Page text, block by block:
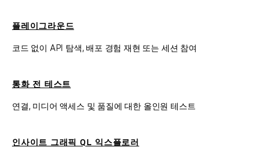
플레이그라운드
코드 없이 API 탐색, 배포 경험 재현 또는 세션 참여
통화 전 테스트
연결, 미디어 액세스 및 품질에 대한 올인원 테스트
인사이트 그래픽 QL 익스플로러